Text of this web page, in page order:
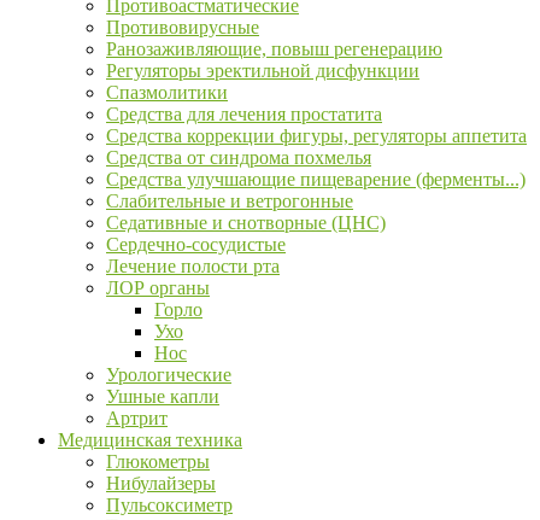
Противоастматические
Противовирусные
Ранозаживляющие, повыш регенерацию
Регуляторы эректильной дисфункции
Спазмолитики
Средства для лечения простатита
Средства коррекции фигуры, регуляторы аппетита
Средства от синдрома похмелья
Средства улучшающие пищеварение (ферменты...)
Слабительные и ветрогонные
Седативные и снотворные (ЦНС)
Сердечно-сосудистые
Лечение полости рта
ЛОР органы
Горло
Ухо
Нос
Урологические
Ушные капли
Артрит
Медицинская техника
Глюкометры
Нибулайзеры
Пульсоксиметр